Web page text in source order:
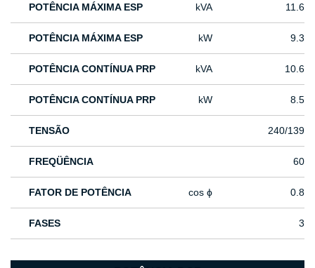
POTÊNCIA MÁXIMA ESP kVA 11.6
POTÊNCIA MÁXIMA ESP kW 9.3
POTÊNCIA CONTÍNUA PRP kVA 10.6
POTÊNCIA CONTÍNUA PRP kW 8.5
TENSÃO 240/139
FREQÜÊNCIA 60
FATOR DE POTÊNCIA cos ϕ 0.8
FASES 3